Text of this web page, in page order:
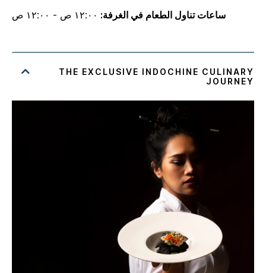
ساعات تناول الطعام في الغرفة: ١٢:٠٠ ص - ١٢:٠٠ ص